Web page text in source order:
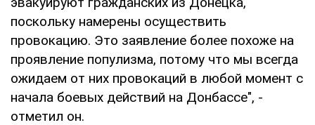
поскольку намерены осуществить
провокацию. Это заявление более похоже на
проявление популизма, потому что мы всегда
ожидаем от них провокаций в любой момент с
начала боевых действий на Донбассе", -
отметил он.